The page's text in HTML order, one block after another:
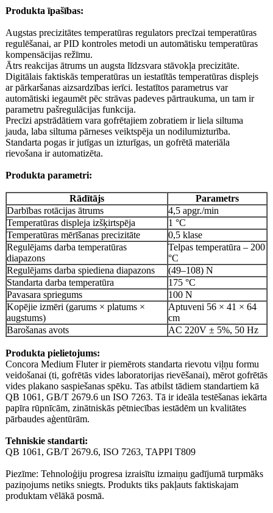
Produkta īpašības:
Augstas precizitātes temperatūras regulators precīzai temperatūras
regulēšanai, ar PID kontroles metodi un automātisku temperatūras
kompensācijas režīmu.
Ātrs reakcijas ātrums un augsta līdzsvara stāvokļa precizitāte.
Digitālais faktiskās temperatūras un iestatītās temperatūras displejs
ar pārkaršanas aizsardzības ierīci. Iestatītos parametrus var
automātiski iegaumēt pēc strāvas padeves pārtraukuma, un tam ir
parametru pašregulācijas funkcija.
Precīzi apstrādātiem vara gofrētajiem zobratiem ir liela siltuma
jauda, ​​laba siltuma pārneses veiktspēja un nodilumizturība.
Standarta pogas ir jutīgas un izturīgas, un gofrētā materiāla
rievošana ir automatizēta.
Produkta parametri:
Rādītājs
Parametrs
Darbības rotācijas ātrums
4,5 apgr./min
Temperatūras displeja izšķirtspēja
1 °C
Temperatūras mērīšanas precizitāte
0,5 klase
Regulējams darba temperatūras
diapazons
Telpas temperatūra – 200
°C
Regulējams darba spiediena diapazons
(49–108) N
Standarta darba temperatūra
175 °C
Pavasara spriegums
100 N
Kopējie izmēri (garums × platums ×
augstums)
Aptuveni 56 × 41 × 64
cm
Barošanas avots
AC 220V ± 5%, 50 Hz
Produkta pielietojums:
Concora Medium Fluter ir piemērots standarta rievotu viļņu formu
veidošanai (ti, gofrētās vides laboratorijas rievēšanai), mērot gofrētās
vides plakano saspiešanas spēku. Tas atbilst tādiem standartiem kā
QB 1061, GB/T 2679.6 un ISO 7263. Tā ir ideāla testēšanas iekārta
papīra rūpnīcām, zinātniskās pētniecības iestādēm un kvalitātes
pārbaudes aģentūrām.
Tehniskie standarti:
QB 1061, GB/T 2679.6, ISO 7263, TAPPI T809
Piezīme: Tehnoloģiju progresa izraisītu izmaiņu gadījumā turpmāks
paziņojums netiks sniegts. Produkts tiks pakļauts faktiskajam
produktam vēlākā posmā.